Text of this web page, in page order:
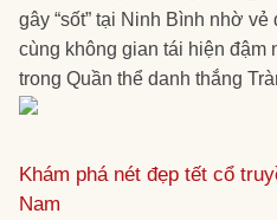
gây “sốt” tại Ninh Bình nhờ
cùng không gian tái hiện đậm
trong Quần thể danh thắng
Khám phá nét đẹp tết cổ
Nam